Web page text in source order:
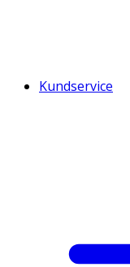
Kundservice